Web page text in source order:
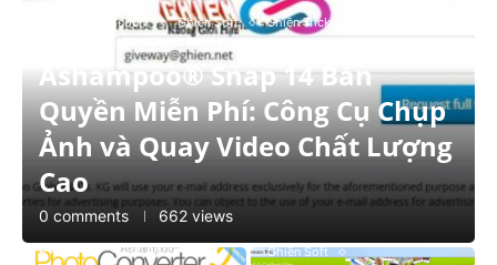
Coupon & Discount Ghiền Soft
Ghiền Trick
Văn Phòng
Ashampoo® Snap 14 Bản
Quyền Miễn Phí: Công Cụ Chụp
Ảnh và Quay Video Chất Lượng
Cao
0 comments 662 views
Đồ Họa
Ghiền Soft
Ghiền Soft